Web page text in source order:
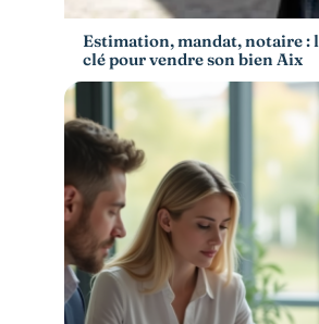
Estimation, mandat, notaire :
clé pour vendre son bien Aix